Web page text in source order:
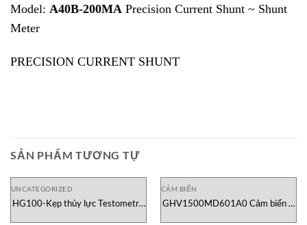
Model: A40B-200MA Precision Current Shunt ~ Shunt
Meter
PRECISION CURRENT SHUNT
SẢN PHẨM TƯƠNG TỰ
UNCATEGORIZED
HG100-Kẹp thủy lực Testometric
CẢM BIẾN
GHV1500MD601A0 Cảm biến vị